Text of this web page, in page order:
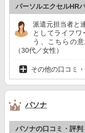
パーソルエクセルHR
派遣元担当者と
としてライフ
う、こちらの
（30代／女性）
その他の口コミ
パソナ
パソナの口コミ・評判